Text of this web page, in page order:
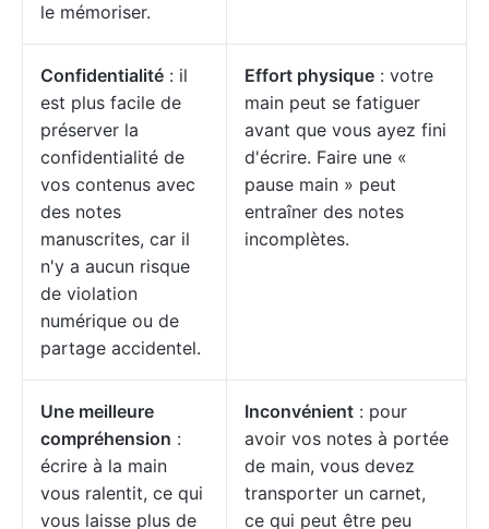
le mémoriser.
Confidentialité : il
est plus facile de
préserver la
confidentialité de
vos contenus avec
des notes
manuscrites, car il
n'y a aucun risque
de violation
numérique ou de
partage accidentel.
Effort physique : votre
main peut se fatiguer
avant que vous ayez fini
d'écrire. Faire une «
pause main » peut
entraîner des notes
incomplètes.
Une meilleure
compréhension :
écrire à la main
vous ralentit, ce qui
vous laisse plus de
Inconvénient : pour
avoir vos notes à portée
de main, vous devez
transporter un carnet,
ce qui peut être peu